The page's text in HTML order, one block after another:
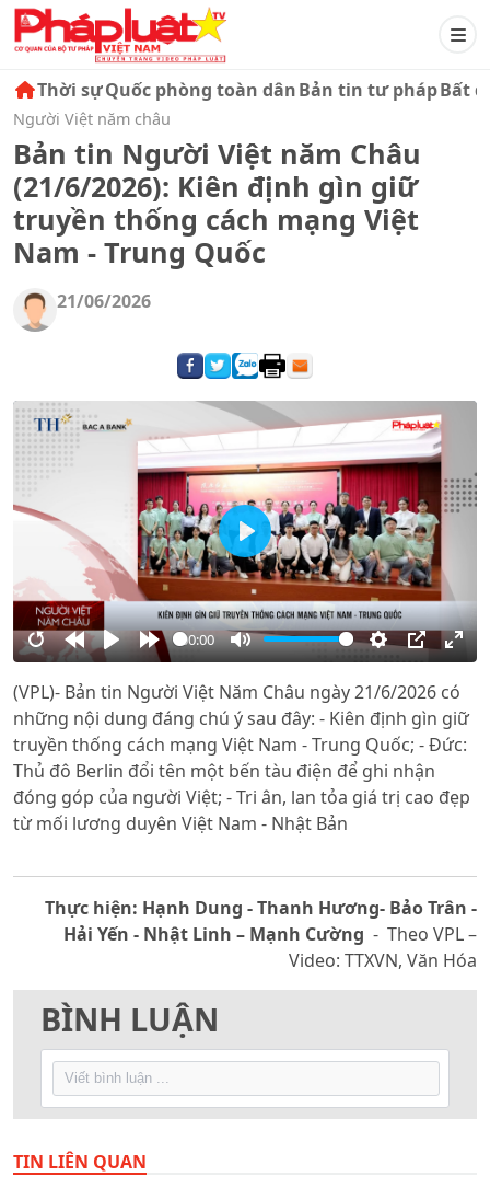
Thời sựQuốc phòng toàn dânBản tin tư phápBất
Người Việt năm châu
Bản tin Người Việt năm Châu
(21/6/2026): Kiên định gìn giữ
truyền thống cách mạng Việt
Nam - Trung Quốc
21/06/2026
RestartRewind
10s
PlayForward
10s
00:00
Mute Settings
PIP
Play
(VPL)- Bản tin Người Việt Năm Châu ngày 21/6/2026 có
những nội dung đáng chú ý sau đây: - Kiên định gìn giữ
truyền thống cách mạng Việt Nam - Trung Quốc; - Đức:
Thủ đô Berlin đổi tên một bến tàu điện để ghi nhận
đóng góp của người Việt; - Tri ân, lan tỏa giá trị cao đẹp
từ mối lương duyên Việt Nam - Nhật Bản
Thực hiện: Hạnh Dung - Thanh Hương- Bảo Trân -
Hải Yến - Nhật Linh – Mạnh Cường - Theo VPL –
Video: TTXVN, Văn Hóa
BÌNH LUẬN
TIN LIÊN QUAN